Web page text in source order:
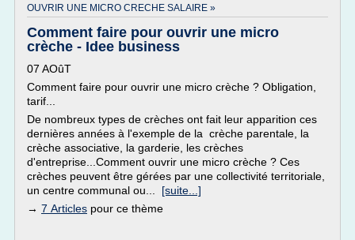
OUVRIR UNE MICRO CRECHE SALAIRE »
Comment faire pour ouvrir une micro
crèche - Idee business
07 AOûT
Comment faire pour ouvrir une micro crèche ? Obligation,
tarif...
De nombreux types de crèches ont fait leur apparition ces
dernières années à l'exemple de la crèche parentale, la
crèche associative, la garderie, les crèches
d'entreprise...Comment ouvrir une micro crèche ? Ces
crèches peuvent être gérées par une collectivité territoriale,
un centre communal ou... [suite...]
→ 7 Articles pour ce thème